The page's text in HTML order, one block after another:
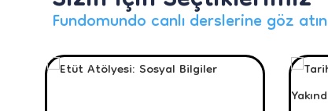
Fundomundo canlı derslerine göz atın